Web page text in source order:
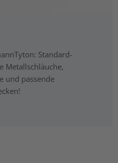
Standard-
Metallschläuche,
und passende